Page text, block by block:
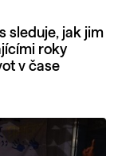
sleduje, jak jim
roky
v čase